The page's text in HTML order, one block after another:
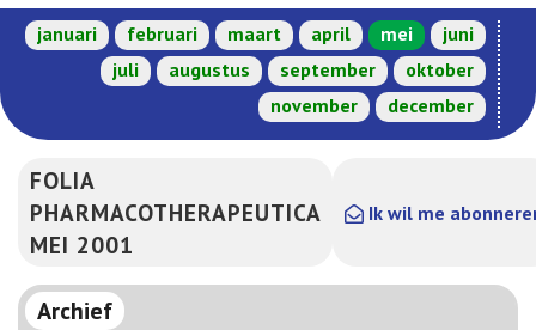
januari februari maart april mei
juni
juli
augustus september
oktober
november
december
FOLIA
PHARMACOTHERAPEUTICA
MEI 2001
Ik wil me
Archief